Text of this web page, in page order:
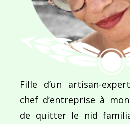
l’article
Des animaux et des anges
Fille d’un artisan-
chef d’entreprise à
de quitter le nid